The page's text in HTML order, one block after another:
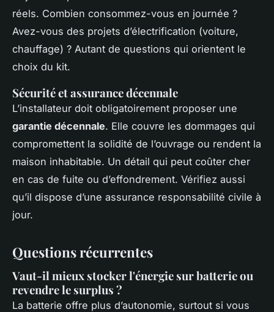
réels. Combien consommez-vous en journée ?
Avez-vous des projets d’électrification (voiture,
chauffage) ? Autant de questions qui orientent le
choix du kit.
Sécurité et assurance décennale
L’installateur doit obligatoirement proposer une
garantie décennale. Elle couvre les dommages qui
compromettent la solidité de l’ouvrage ou rendent la
maison inhabitable. Un détail qui peut coûter cher
en cas de fuite ou d’effondrement. Vérifiez aussi
qu’il dispose d’une assurance responsabilité civile à
jour.
Questions récurrentes
Vaut-il mieux stocker l'énergie sur batterie ou
revendre le surplus ?
La batterie offre plus d’autonomie, surtout si vous